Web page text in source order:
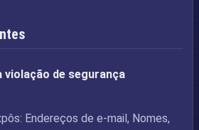
violação de segurança
Endereços de e-mail, Nomes,